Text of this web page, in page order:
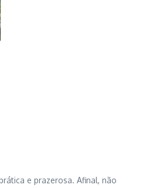
e prazerosa. Afinal, não